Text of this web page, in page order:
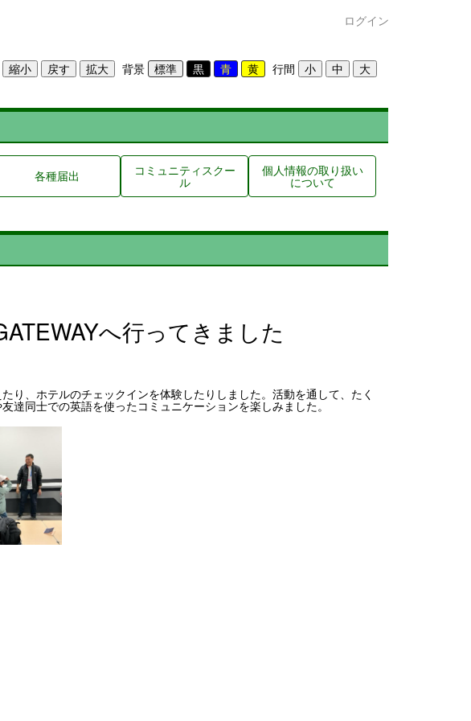
ログイン
背景 行間
各種届出 コミュニティスクー
ル
個人情報の取り扱い
について
へ行ってきました
り、ホテルのチェックインを体験したりしました。活動を通して、たく
達同士での英語を使ったコミュニケーションを楽しみました。